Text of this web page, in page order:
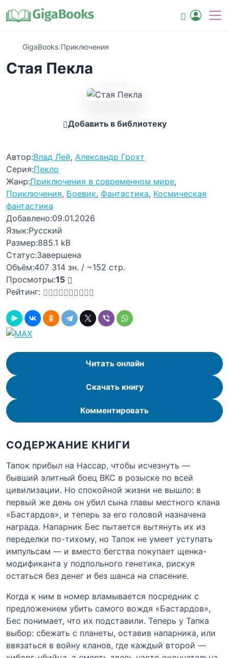
GigaBooks/Приключения
Стая Пекла
Добавить в библиотеку
Автор:Влад Лей, Александр Грохт
Серия:Пекло
Жанр:Приключения в современном мире,
Приключения, Боевик, Фантастика, Космическая
фантастика
Добавлено:09.01.2026
Язык:Русский
Размер:885.1 kB
Статус:Завершена
Объём:407 314 зн. / ~152 стр.
Просмотры:15
Рейтинг:
Читать онлайн
Скачать книгу
Комментировать
СОДЕРЖАНИЕ КНИГИ
Тапок прибыл на Нассар, чтобы исчезнуть —
бывший элитный боец ВКС в розыске по всей
цивилизации. Но спокойной жизни не вышло: в
первый же день он убил сына главы местного клана
«Бастардов», и теперь за его головой назначена
награда. Напарник Бес пытается вытянуть их из
переделки по-тихому, но Тапок не умеет уступать
импульсам — и вместо бегства покупает щенка-
модификанта у подпольного генетика, рискуя
остаться без денег и без шанса на спасение.
Когда к ним в номер вламывается посредник с
предложением убить самого вождя «Бастардов»,
Бес понимает, что их подставили. Теперь у Тапка
выбор: сбежать с планеты, оставив напарника, или
ввязаться в войну кланов, где каждый второй —